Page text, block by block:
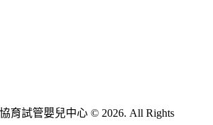
育試管嬰兒中心 © 2026. All Rights